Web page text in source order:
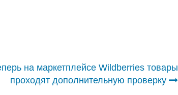
на маркетплейсе Wildberries товары
проходят дополнительную проверку